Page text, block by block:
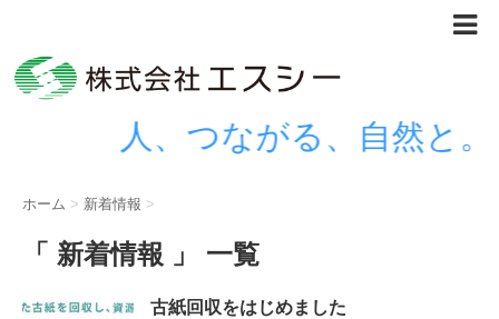
人、つながる、自然と。
ホーム > 新着情報 >
「 新着情報 」 一覧
古紙回収をはじめました